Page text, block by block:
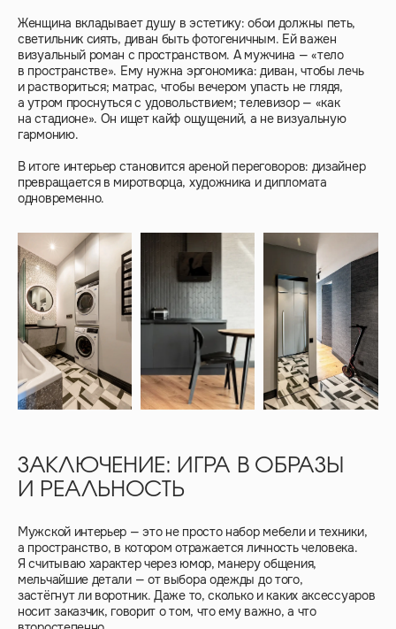
Женщина вкладывает душу в эстетику: обои должны петь,
светильник сиять, диван быть фотогеничным. Ей важен
визуальный роман с пространством. А мужчина — «тело
в пространстве». Ему нужна эргономика: диван, чтобы лечь
и раствориться; матрас, чтобы вечером упасть не глядя,
а утром проснуться с удовольствием; телевизор — «как
на стадионе». Он ищет кайф ощущений, а не визуальную
гармонию.
В итоге интерьер становится ареной переговоров: дизайнер
превращается в миротворца, художника и дипломата
одновременно.
ЗАКЛЮЧЕНИЕ: ИГРА В ОБРАЗЫ
И РЕАЛЬНОСТЬ
Мужской интерьер — это не просто набор мебели и техники,
а пространство, в котором отражается личность человека.
Я считываю характер через юмор, манеру общения,
мельчайшие детали — от выбора одежды до того,
застёгнут ли воротник. Даже то, сколько и каких аксессуаров
носит заказчик, говорит о том, что ему важно, а что